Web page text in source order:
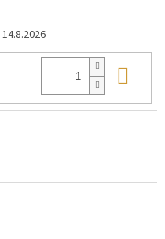
14.8.2026